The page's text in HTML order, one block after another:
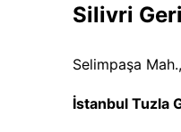
Silivri
Selimpaşa
İstanbul Tuzla